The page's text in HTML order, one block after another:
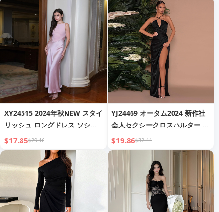
け感 スリムフィット ロングド
レス
ディース
XY24515 2024年秋NEW スタイ
リッシュ ロングドレス ソシエ
テスタイル エレガントな気質
サテン ノースリーブドレス レ
$17.85$29.16
YJ24469 オータム2024 新作社
会人セクシークロスハルター ス
リットロングドレス レディース
$19.86$32.44